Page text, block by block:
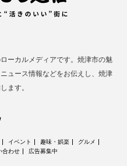
ーカルメディアです。焼津市の魅
ュース情報などをお伝えし、焼津
ます。
イベント 趣味・娯楽
グルメ
合わせ 広告募集中